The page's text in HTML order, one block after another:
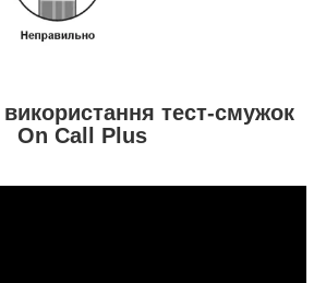
використання тест-смужок
On Call Plus